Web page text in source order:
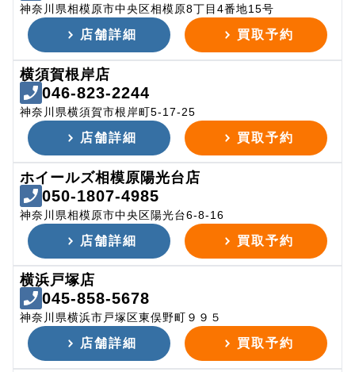
神奈川県相模原市中央区相模原8丁目4番地15号
店舗詳細 買取予約
横須賀根岸店
046-823-2244
神奈川県横須賀市根岸町5-17-25
店舗詳細 買取予約
ホイールズ相模原陽光台店
050-1807-4985
神奈川県相模原市中央区陽光台6-8-16
店舗詳細 買取予約
横浜戸塚店
045-858-5678
神奈川県横浜市戸塚区東俣野町９９５
店舗詳細 買取予約